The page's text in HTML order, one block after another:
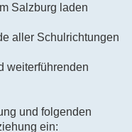
Salzburg laden
aller Schulrichtungen
weiterführenden
und folgenden
ein: